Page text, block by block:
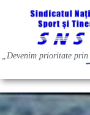
„Devenim prioritate prin